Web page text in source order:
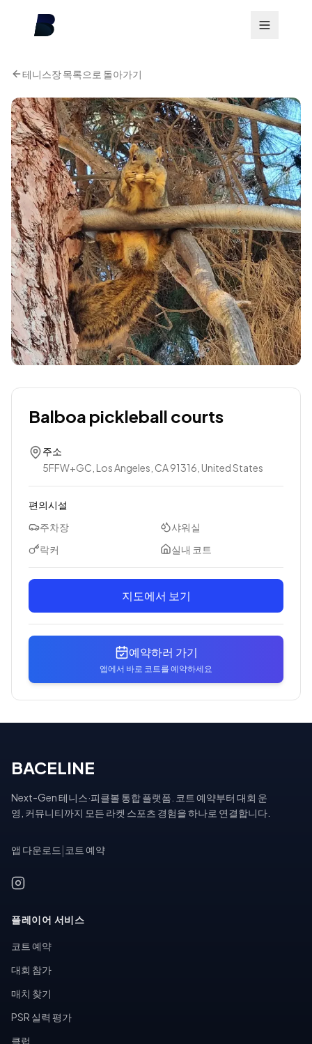
테니스장 목록으로 돌아가기
Balboa pickleball courts
주소
5FFW+GC, Los Angeles, CA 91316, United States
편의시설
주차장
샤워실
락커
실내 코트
지도에서 보기
예약하러 가기
앱에서 바로 코트를 예약하세요
BACELINE
Next-Gen 테니스·피클볼 통합 플랫폼. 코트 예약부터 대회 운
영, 커뮤니티까지 모든 라켓 스포츠 경험을 하나로 연결합니다.
앱 다운로드 코트 예약
플레이어 서비스
코트 예약
대회 참가
매치 찾기
PSR 실력 평가
클럽